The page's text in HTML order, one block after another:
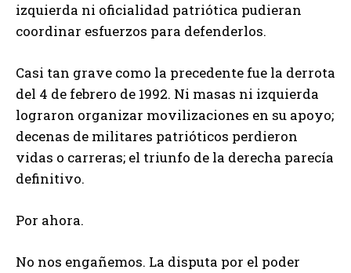
izquierda ni oficialidad patriótica pudieran
coordinar esfuerzos para defenderlos.
Casi tan grave como la precedente fue la derrota
del 4 de febrero de 1992. Ni masas ni izquierda
lograron organizar movilizaciones en su apoyo;
decenas de militares patrióticos perdieron
vidas o carreras; el triunfo de la derecha parecía
definitivo.
Por ahora.
No nos engañemos. La disputa por el poder